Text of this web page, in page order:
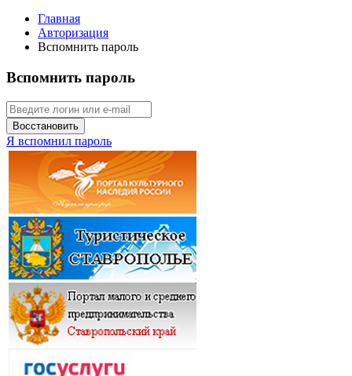
Главная
Авторизация
Вспомнить пароль
Вспомнить пароль
Восстановить
Я вспомнил пароль